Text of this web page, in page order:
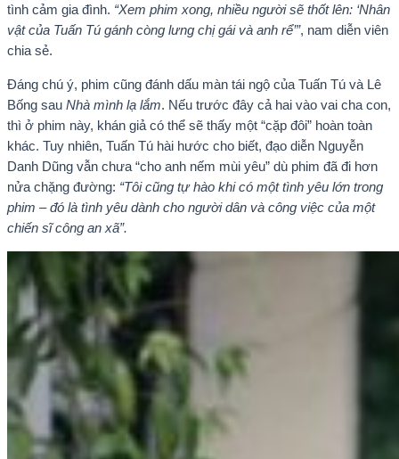
tình cảm gia đình. “Xem phim xong, nhiều người sẽ thốt lên: ‘Nhân
vật của Tuấn Tú gánh còng lưng chị gái và anh rể’”, nam diễn viên
chia sẻ.
Đáng chú ý, phim cũng đánh dấu màn tái ngộ của Tuấn Tú và Lê
Bống sau Nhà mình lạ lắm. Nếu trước đây cả hai vào vai cha con,
thì ở phim này, khán giả có thể sẽ thấy một “cặp đôi” hoàn toàn
khác. Tuy nhiên, Tuấn Tú hài hước cho biết, đạo diễn Nguyễn
Danh Dũng vẫn chưa “cho anh nếm mùi yêu” dù phim đã đi hơn
nửa chặng đường: “Tôi cũng tự hào khi có một tình yêu lớn trong
phim – đó là tình yêu dành cho người dân và công việc của một
chiến sĩ công an xã”.